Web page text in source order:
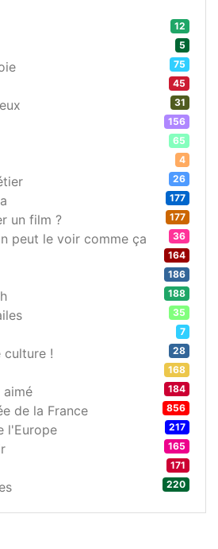
12
5
75
45
31
156
65
4
26
177
un film ? 177
peut le voir comme ça 36
164
186
188
35
7
culture ! 28
168
aimé 184
de la France 856
l'Europe 217
165
171
220